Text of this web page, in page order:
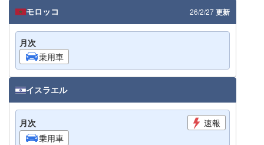
モロッコ 26/2/27更新
月次
乗用車
イスラエル
月次
速報
乗用車